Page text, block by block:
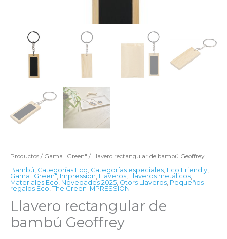
Productos / Gama "Green" / Llavero rectangular de bambú Geoffrey
Bambú, Categorías Eco, Categorías especiales, Eco Friendly,
Gama "Green", Impression, Llaveros, Llaveros metálicos,
Materiales Eco, Novedades 2025, Otors Llaveros, Pequeños
regalos Eco, The Green IMPRESSION
Llavero rectangular de
bambú Geoffrey